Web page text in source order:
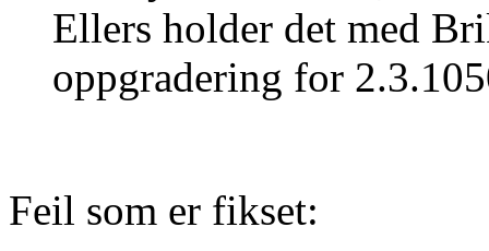
Ellers holder det med
oppgradering for
Feil som er fikset: